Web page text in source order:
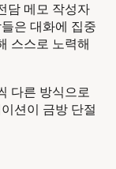
담 메모 작성자
은 대화에 집중
스스로 노력해
다른 방식으로
션이 금방 단절